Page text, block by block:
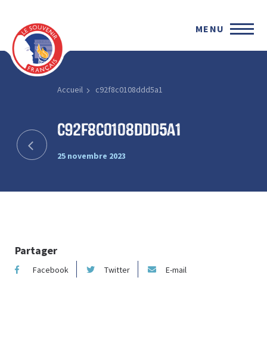
MENU
Accueil c92f8c0108ddd5a1
c92f8c0108ddd5a1
25 novembre 2023
Partager
Facebook Twitter E-mail